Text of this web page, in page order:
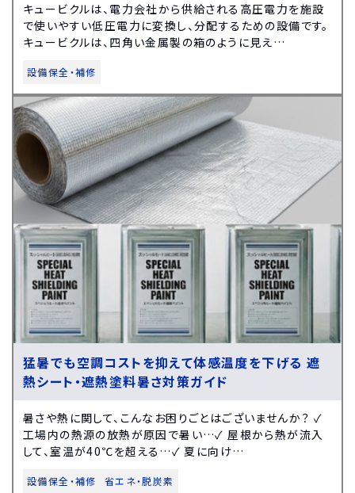
キュービクルは、電力会社から供給される高圧電力を施設
で使いやすい低圧電力に変換し、分配するための設備です。
キュービクルは、四角い金属製の箱のように見え…
設備保全・補修
猛暑でも空調コストを抑えて体感温度を下げる 遮
熱シート・遮熱塗料暑さ対策ガイド
暑さや熱に関して、こんなお困りごとはございませんか？ ✓
工場内の熱源の放熱が原因で暑い…✓ 屋根から熱が流入
して、室温が40℃を超える…✓ 夏に向け…
設備保全・補修 省エネ・脱炭素